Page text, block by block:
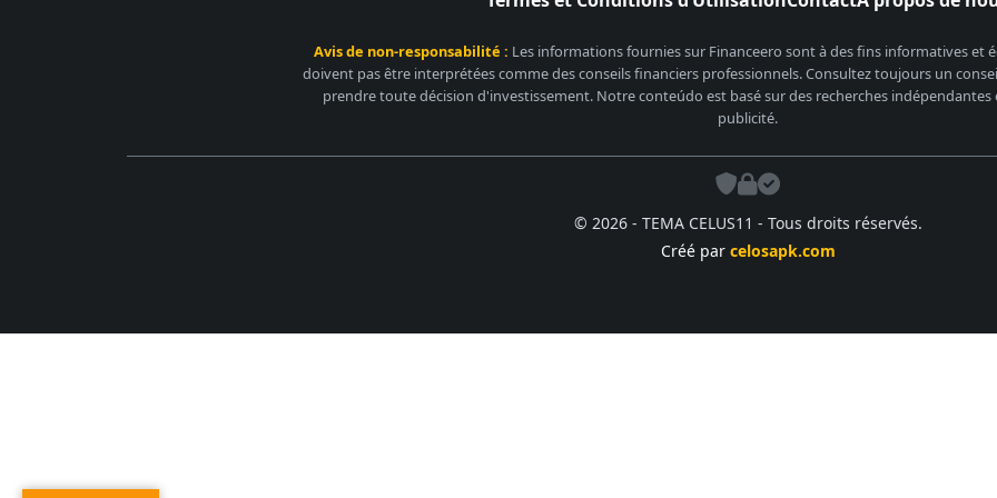
Avis de non-responsabilité : Les informations fournies sur Financeero sont à des fins informatives et
doivent pas être interprétées comme des conseils financiers professionnels. Consultez toujours un
prendre toute décision d'investissement. Notre conteúdo est basé sur des recherches indépendantes
publicité.
© 2026 - TEMA CELUS11 - Tous droits réservés.
Créé par celosapk.com